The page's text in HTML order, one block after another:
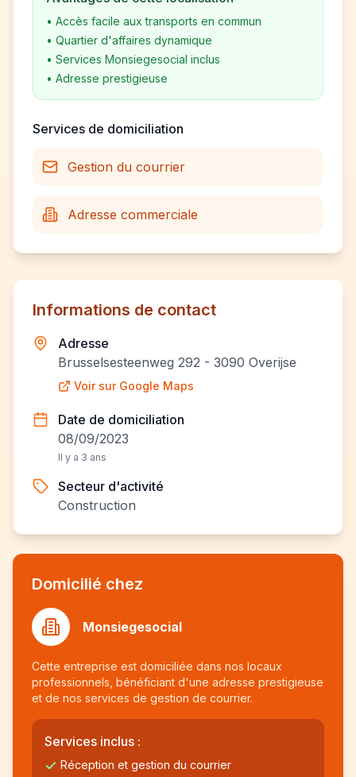
• Accès facile aux transports en commun
• Quartier d'affaires dynamique
• Services Monsiegesocial inclus
• Adresse prestigieuse
Services de domiciliation
Gestion du courrier
Adresse commerciale
Informations de contact
Adresse
Brusselsesteenweg 292 - 3090 Overijse
Voir sur Google Maps
Date de domiciliation
08/09/2023
Il y a 3 ans
Secteur d'activité
Construction
Domicilié chez
Monsiegesocial
Cette entreprise est domiciliée dans nos locaux
professionnels, bénéficiant d'une adresse prestigieuse
et de nos services de gestion de courrier.
Services inclus :
Réception et gestion du courrier